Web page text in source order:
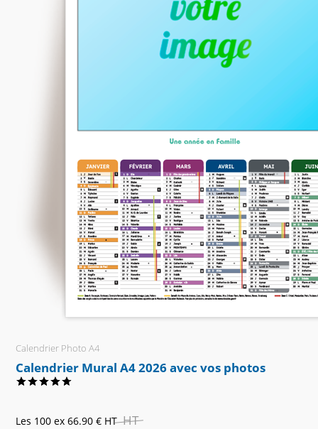
Calendrier Photo A4
Calendrier Mural A4 2026 avec vos photos
Les 100 ex 66.90 € HT HT